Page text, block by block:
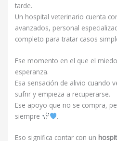
tarde.
Un hospital veterinario cuenta
avanzados, personal
completo para tratar casos
Ese momento en el que el
esperanza.
Esa sensación de alivio cuando
sufrir y empieza a recuperarse.
Ese apoyo que no se compra,
siempre
.
Eso significa contar con un